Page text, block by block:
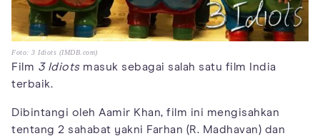
Foto: 3 Idiots (IMDB.com)
Film 3 Idiotsmasuk sebagai salah satu film India
terbaik.
Dibintangi oleh Aamir Khan, film ini mengisahkan
tentang 2 sahabat yakni Farhan (R. Madhavan) dan